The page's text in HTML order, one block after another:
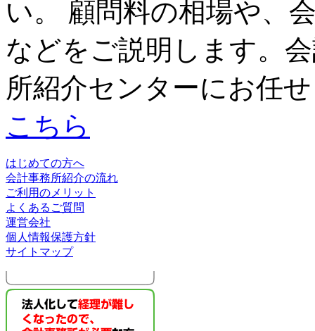
い。 顧問料の相場や、
などをご説明します。
所紹介センターにお任
こちら
はじめての方へ
会計事務所紹介の流れ
ご利用のメリット
よくあるご質問
運営会社
個人情報保護方針
サイトマップ